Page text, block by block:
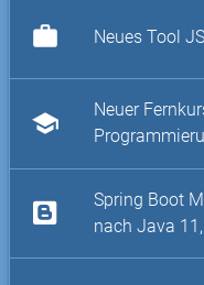
work Neues Tool
school
Neuer
Spring Boot
nach Java